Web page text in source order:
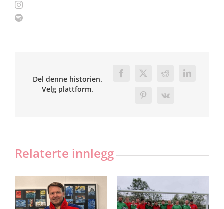
Del denne historien.
Velg plattform.
Facebook
X Reddit LinkedIn
Pinterest
Vk
Relaterte innlegg